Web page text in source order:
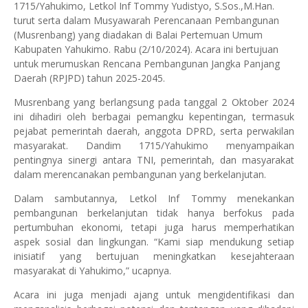
1715/Yahukimo, Letkol Inf Tommy Yudistyo, S.Sos.,M.Han.
turut serta dalam Musyawarah Perencanaan Pembangunan
(Musrenbang) yang diadakan di Balai Pertemuan Umum
Kabupaten Yahukimo. Rabu (2/10/2024). Acara ini bertujuan
untuk merumuskan Rencana Pembangunan Jangka Panjang
Daerah (RPJPD) tahun 2025-2045.
Musrenbang yang berlangsung pada tanggal 2 Oktober 2024
ini dihadiri oleh berbagai pemangku kepentingan, termasuk
pejabat pemerintah daerah, anggota DPRD, serta perwakilan
masyarakat. Dandim 1715/Yahukimo menyampaikan
pentingnya sinergi antara TNI, pemerintah, dan masyarakat
dalam merencanakan pembangunan yang berkelanjutan.
Dalam sambutannya, Letkol Inf Tommy menekankan
pembangunan berkelanjutan tidak hanya berfokus pada
pertumbuhan ekonomi, tetapi juga harus memperhatikan
aspek sosial dan lingkungan. “Kami siap mendukung setiap
inisiatif yang bertujuan meningkatkan kesejahteraan
masyarakat di Yahukimo,” ucapnya.
Acara ini juga menjadi ajang untuk mengidentifikasi dan